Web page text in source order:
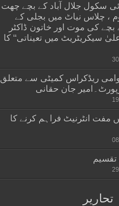
سکول جلال آباد کے بچے چھت
، چلاس نیاٹ میں بجلی کے
کی موت اور خاتون ڈاکٹر
سیکریٹریٹ میں تعیناتی‘‘ کا
ریڈکراس کمیٹی سے متعلق
جان حقانی
مفت انٹرنیٹ فراہم کرنے کا
تقسیم